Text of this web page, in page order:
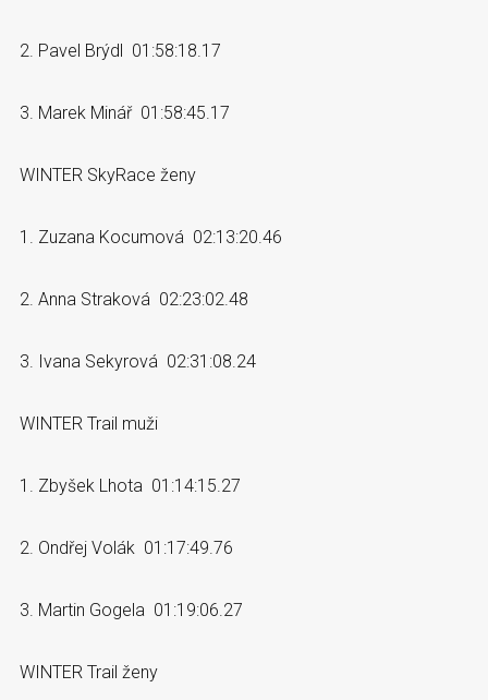
2. Pavel Brýdl 01:58:18.17
3. Marek Minář 01:58:45.17
WINTER SkyRace ženy
1. Zuzana Kocumová 02:13:20.46
2. Anna Straková 02:23:02.48
3. Ivana Sekyrová 02:31:08.24
WINTER Trail muži
1. Zbyšek Lhota 01:14:15.27
2. Ondřej Volák 01:17:49.76
3. Martin Gogela 01:19:06.27
WINTER Trail ženy